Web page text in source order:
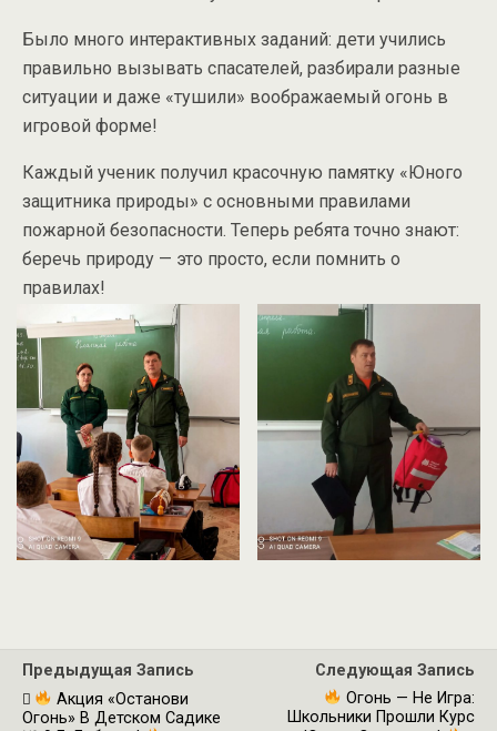
Было много интерактивных заданий: дети учились
правильно вызывать спасателей, разбирали разные
ситуации и даже «тушили» воображаемый огонь в
игровой форме!
Каждый ученик получил красочную памятку «Юного
защитника природы» с основными правилами
пожарной безопасности. Теперь ребята точно знают:
беречь природу — это просто, если помнить о
правилах!
Предыдущая Запись
Акция «Останови
Огонь» В Детском Садике
Следующая Запись
Огонь — Не Игра:
Школьники Прошли Курс